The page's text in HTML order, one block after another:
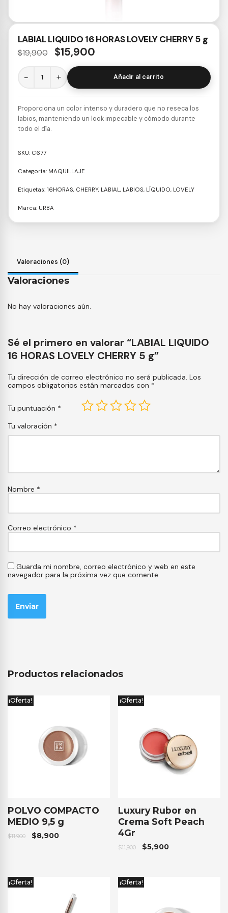
LABIAL LIQUIDO 16 HORAS LOVELY CHERRY 5 g
$19,900 $15,900
− + Añadir al carrito
Proporciona un color intenso y duradero que no reseca los
labios, manteniendo un look impecable y cómodo durante
todo el día.
SKU: C677
Categoría: MAQUILLAJE
Etiquetas: 16HORAS, CHERRY, LABIAL, LABIOS, LÍQUIDO, LOVELY
Marca: URBA
Valoraciones (0)
Valoraciones
No hay valoraciones aún.
Sé el primero en valorar “LABIAL LIQUIDO
16 HORAS LOVELY CHERRY 5 g”
Tu dirección de correo electrónico no será publicada. Los
campos obligatorios están marcados con *
Tu puntuación *
Tu valoración *
Nombre *
Correo electrónico *
Guarda mi nombre, correo electrónico y web en este
navegador para la próxima vez que comente.
Productos relacionados
¡Oferta!
POLVO COMPACTO
MEDIO 9,5 g
$11,900 $8,900
¡Oferta!
Luxury Rubor en
Crema Soft Peach
4Gr
$11,900 $5,900
¡Oferta! ¡Oferta!